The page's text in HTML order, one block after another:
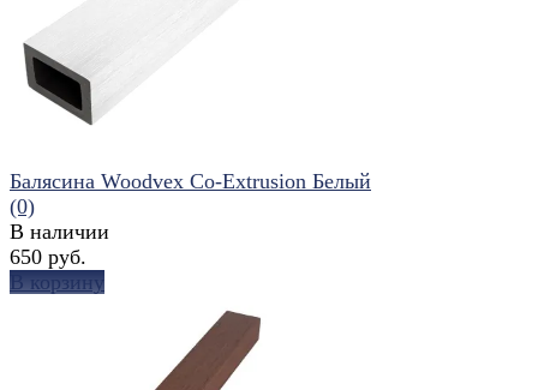
избранное
Балясина Woodvex Co-Extrusion Белый
(0)
В наличии
650 руб.
В корзину